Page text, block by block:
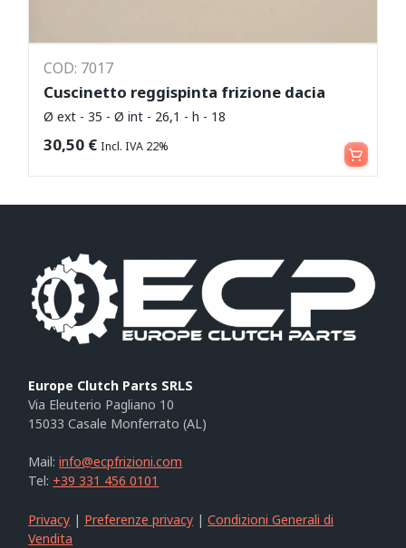
COD: 7017
Cuscinetto reggispinta frizione dacia
Ø ext - 35 - Ø int - 26,1 - h - 18
30,50 € Incl. IVA 22% Aggiungi al carrello
Europe Clutch Parts SRLS
Via Eleuterio Pagliano 10
15033 Casale Monferrato (AL)
Mail:info@ecpfrizioni.com
Tel: +39 331 456 0101
Privacy | Preferenze privacy |Condizioni Generali di
Vendita